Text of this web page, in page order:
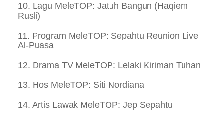
10. Lagu MeleTOP: Jatuh Bangun (Haqiem
Rusli)
11. Program MeleTOP: Sepahtu Reunion Live
Al-Puasa
12. Drama TV MeleTOP: Lelaki Kiriman Tuhan
13. Hos MeleTOP: Siti Nordiana
14. Artis Lawak MeleTOP: Jep Sepahtu